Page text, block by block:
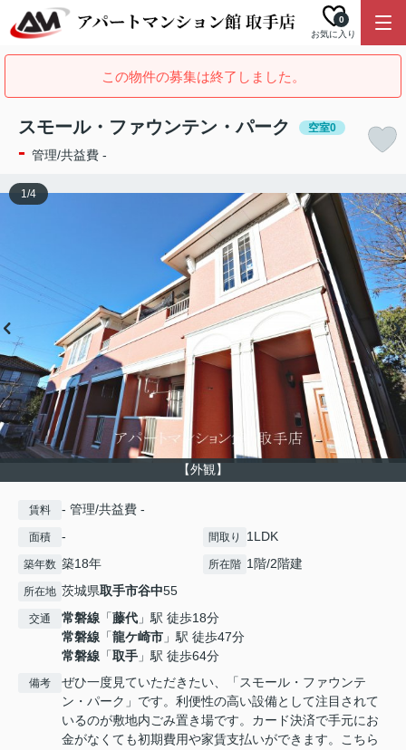
お気に入り
0
この物件の募集は終了しました。
スモール・ファウンテン・パーク 空室0
- 管理/共益費 -
【外観】
1/4
賃料 - 管理/共益費 -
面積 - 間取り 1LDK
築年数 築18年 所在階 1階/2階建
所在地 茨城県取手市谷中55
交通 常磐線 「藤代 」駅 徒歩18分
常磐線 「龍ケ崎市 」駅 徒歩47分
常磐線 「取手 」駅 徒歩64分
備考
ぜひ一度見ていただきたい、「スモール・ファウンテ
ン・パーク」です。利便性の高い設備として注目されて
いるのが敷地内ごみ置き場です。カード決済で手元にお
金がなくても初期費用や家賃支払いができます。こちら